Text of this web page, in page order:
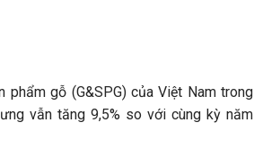
gỗ (G&SPG) của Việt Nam trong
vẫn tăng 9,5% so với cùng kỳ năm